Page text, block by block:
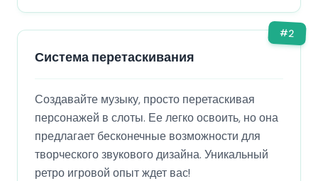
#2
Система перетаскивания
Создавайте музыку, просто перетаскивая
персонажей в слоты. Ее легко освоить, но она
предлагает бесконечные возможности для
творческого звукового дизайна. Уникальный
ретро игровой опыт ждет вас!